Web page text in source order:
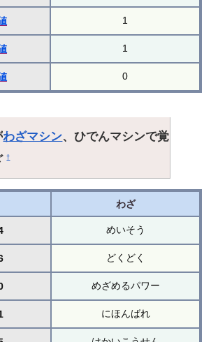
1
1
0
わざマシン、ひでんマシンで覚
†
わざ
めいそう
どくどく
めざめるパワー
にほんばれ